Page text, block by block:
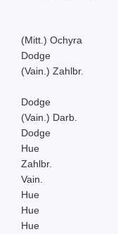
(Mitt.) Ochyra
Dodge
(Vain.) Zahlbr.
Dodge
(Vain.) Darb.
Dodge
Hue
Zahlbr.
Vain.
Hue
Hue
Hue